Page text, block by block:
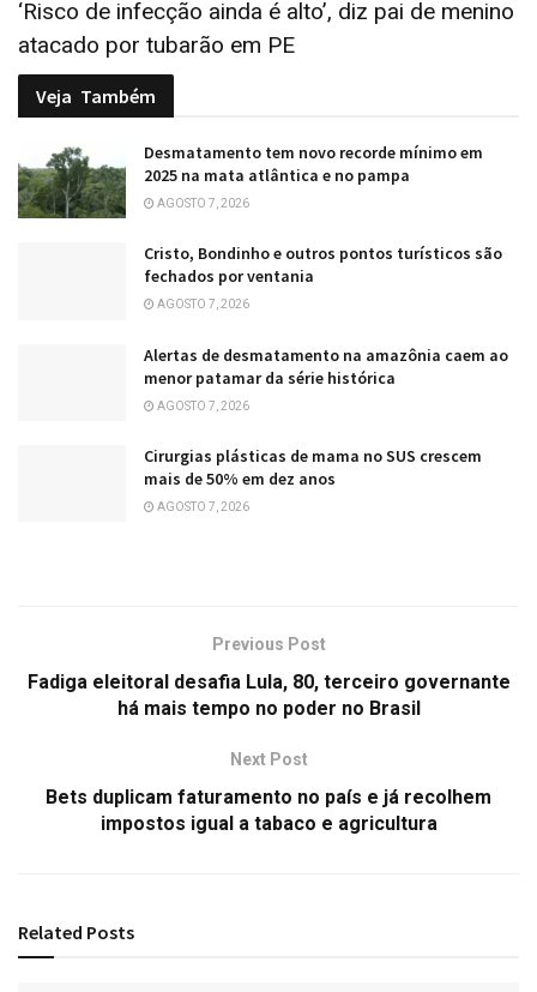
‘Risco de infecção ainda é alto’, diz pai de menino
atacado por tubarão em PE
Veja Também
Desmatamento tem novo recorde mínimo em
2025 na mata atlântica e no pampa
AGOSTO 7, 2026
Cristo, Bondinho e outros pontos turísticos são
fechados por ventania
AGOSTO 7, 2026
Alertas de desmatamento na amazônia caem ao
menor patamar da série histórica
AGOSTO 7, 2026
Cirurgias plásticas de mama no SUS crescem
mais de 50% em dez anos
AGOSTO 7, 2026
Previous Post
Fadiga eleitoral desafia Lula, 80, terceiro governante
há mais tempo no poder no Brasil
Next Post
Bets duplicam faturamento no país e já recolhem
impostos igual a tabaco e agricultura
Related Posts